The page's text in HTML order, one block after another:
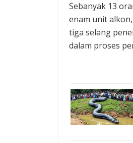
Sebanyak 13
enam unit
tiga selang
dalam proses